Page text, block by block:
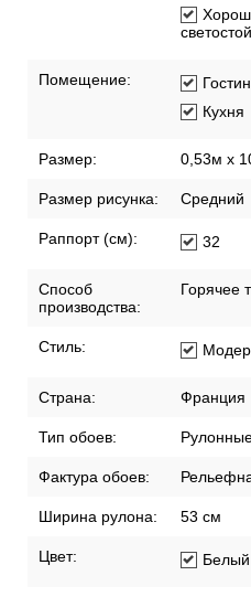
Помещение:
Кухня
Размер: 0,53м x
Размер рисунка: Средний
Раппорт (см): 32
Способ
производства:
Горячее
Стиль:
Страна: Франция
Тип обоев:
Фактура обоев:
Ширина рулона: 53 см
Цвет: Белый